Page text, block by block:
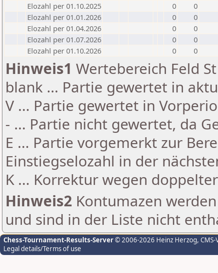
Elozahl per 01.10.2025
0
0
Elozahl per 01.01.2026
0
0
Elozahl per 01.04.2026
0
0
Elozahl per 01.07.2026
0
0
Elozahl per 01.10.2026
0 0
Hinweis1 Wertebereich Feld
blank ... Partie gewertet in
V ... Partie gewertet in
- ... Partie nicht gewertet, da
E ... Partie vorgemerkt zur
Einstiegselozahl in der
K ... Korrektur wegen
Hinweis2 Kontumazen
und sind in der Liste nicht
Chess-Tournament-Results-Server© 2006-2026 Heinz Herzog,
Legal details/Terms of use